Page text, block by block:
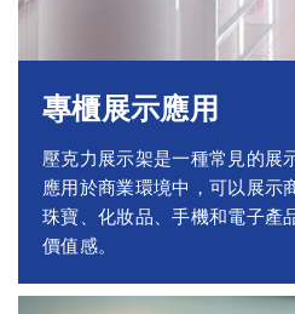
專櫃展示應用
壓克力展示架是一種常見的展
應用於商業環境中，可以展示
珠寶、化妝品、手機和電子產
價值感。